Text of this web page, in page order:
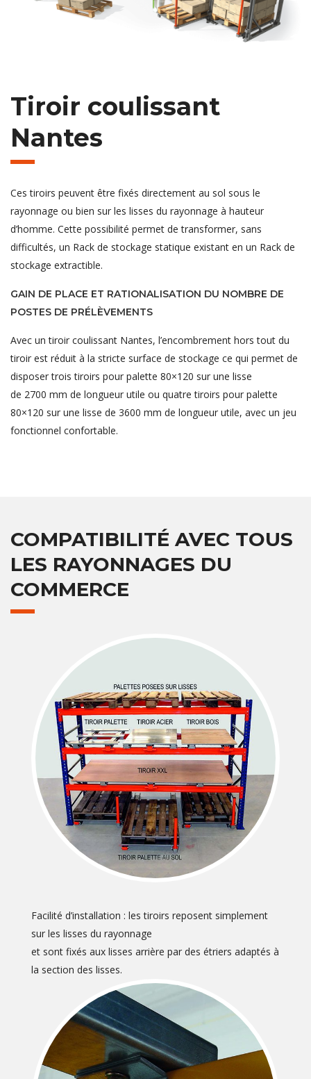
Tiroir coulissant
Nantes
Ces tiroirs peuvent être fixés directement au sol sous le
rayonnage ou bien sur les lisses du rayonnage à hauteur
d’homme. Cette possibilité permet de transformer, sans
difficultés, un Rack de stockage statique existant en un Rack de
stockage extractible.
GAIN DE PLACE ET RATIONALISATION DU NOMBRE DE
POSTES DE PRÉLÈVEMENTS
Avec un tiroir coulissant Nantes, l’encombrement hors tout du
tiroir est réduit à la stricte surface de stockage ce qui permet de
disposer trois tiroirs pour palette 80×120 sur une lisse
de 2700 mm de longueur utile ou quatre tiroirs pour palette
80×120 sur une lisse de 3600 mm de longueur utile, avec un jeu
fonctionnel confortable.
COMPATIBILITÉ AVEC TOUS
LES RAYONNAGES DU
COMMERCE
Facilité d’installation : les tiroirs reposent simplement
sur les lisses du rayonnage
et sont fixés aux lisses arrière par des étriers adaptés à
la section des lisses.